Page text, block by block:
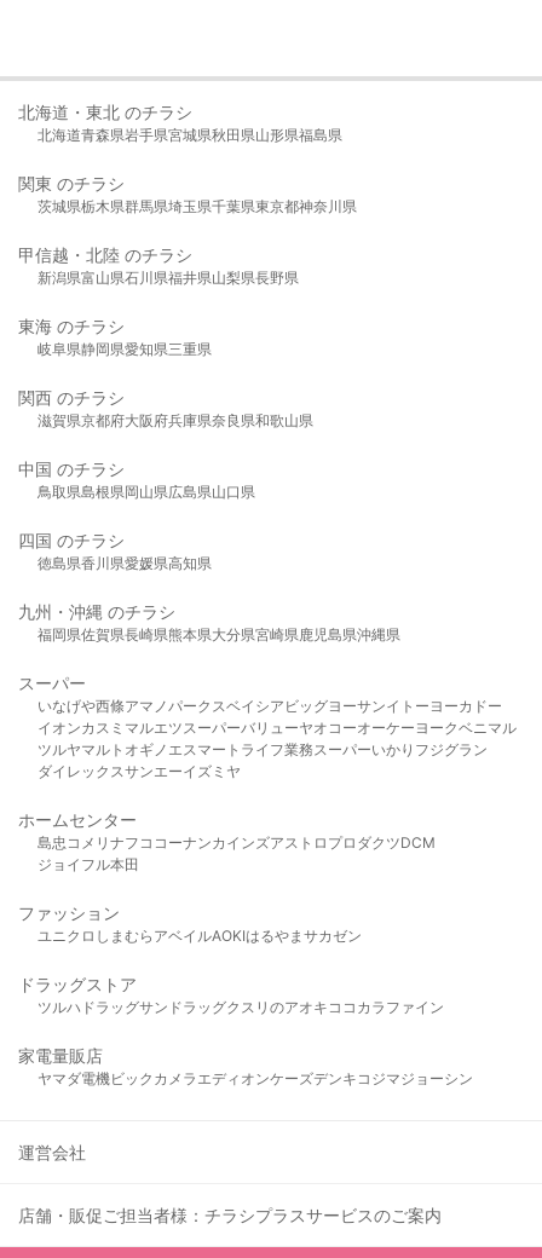
北海道・東北 のチラシ
北海道青森県岩手県宮城県秋田県山形県福島県
関東 のチラシ
茨城県栃木県群馬県埼玉県千葉県東京都神奈川県
甲信越・北陸 のチラシ
新潟県富山県石川県福井県山梨県長野県
東海 のチラシ
岐阜県静岡県愛知県三重県
関西 のチラシ
滋賀県京都府大阪府兵庫県奈良県和歌山県
中国 のチラシ
鳥取県島根県岡山県広島県山口県
四国 のチラシ
徳島県香川県愛媛県高知県
九州・沖縄 のチラシ
福岡県佐賀県長崎県熊本県大分県宮崎県鹿児島県沖縄県
スーパー
いなげや西條アマノパークスベイシア ビッグヨーサンイトーヨーカドー
イオンカスミ マルエツスーパーバリューヤオコーオーケー ヨークベニマル
ツルヤマルト オギノ エスマート ライフ業務スーパーいかり フジグラン
ダイレックスサンエーイズミヤ
ホームセンター
島忠 コメリ ナフコ コーナンカインズアストロプロダクツDCM
ジョイフル本田
ファッション
ユニクロ しまむら アベイルAOKIはるやま サカゼン
ドラッグストア
ツルハドラッグサンドラッグクスリのアオキ ココカラファイン
家電量販店
ヤマダ電機ビックカメラ エディオンケーズデンキ コジマジョーシン
運営会社
店舗・販促ご担当者様：チラシプラスサービスのご案内